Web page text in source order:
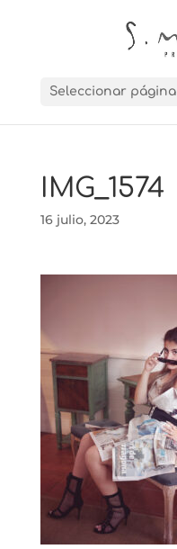
Seleccionar página
IMG_1574
16 julio, 2023